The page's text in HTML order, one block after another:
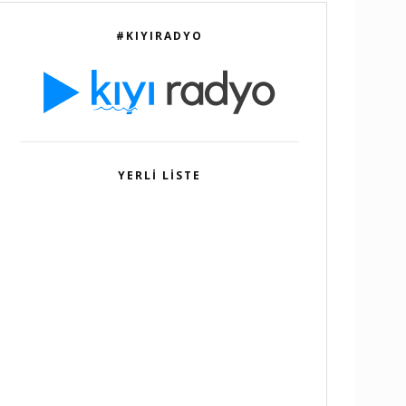
#KIYIRADYO
YERLI LISTE